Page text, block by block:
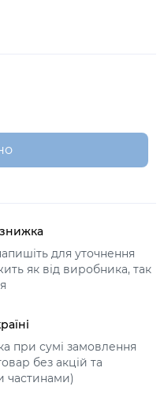
для уточнення
як від виробника, так
при сумі замовлення
без акцій та
частинами)